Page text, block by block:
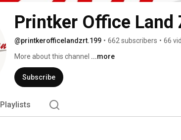
Printker Office Land
@printkerofficelandzrt.199 • 662 subscribers • 66
More about this channel ...more
Subscribe
Playlists